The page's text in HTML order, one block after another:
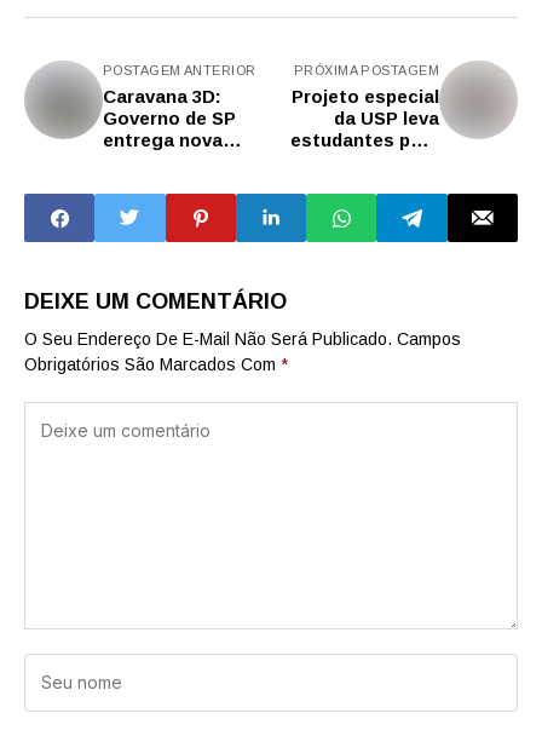
POSTAGEM ANTERIOR
Caravana 3D:
Governo de SP
entrega nova
400 estudantes
com ensino
integral
PRÓXIMA POSTAGEM
Projeto especial
da USP leva
estudantes para
públicas do
estado de SP
DEIXE UM COMENTÁRIO
O Seu Endereço De E-Mail Não Será Publicado. Campos
Obrigatórios São Marcados Com *